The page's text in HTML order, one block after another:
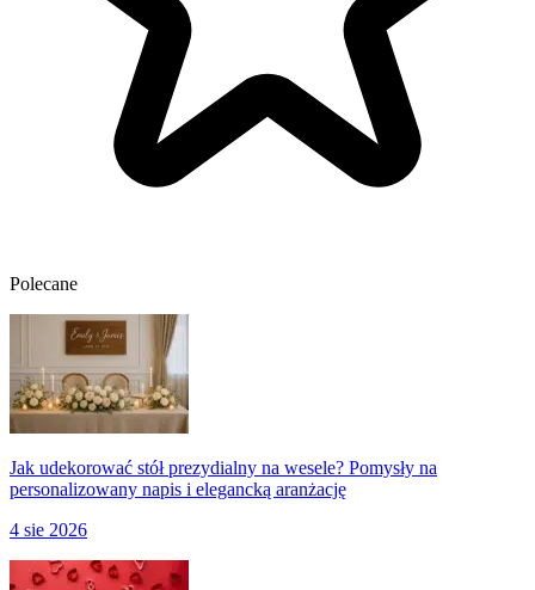
Polecane
Jak udekorować stół prezydialny na wesele? Pomysły na
personalizowany napis i elegancką aranżację
4 sie 2026